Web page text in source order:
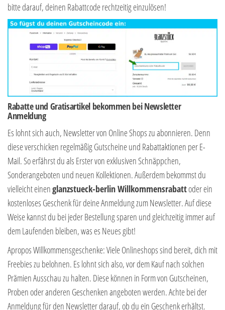
bitte darauf, deinen Rabattcode rechtzeitig einzulösen!
Rabatte und Gratisartikel bekommen bei Newsletter
Anmeldung
Es lohnt sich auch, Newsletter von Online Shops zu abonnieren. Denn
diese verschicken regelmäßig Gutscheine und Rabattaktionen per E-
Mail. So erfährst du als Erster von exklusiven Schnäppchen,
Sonderangeboten und neuen Kollektionen. Außerdem bekommst du
vielleicht einenglanzstueck-berlin Willkommensrabattoder ein
kostenloses Geschenk für deine Anmeldung zum Newsletter. Auf diese
Weise kannst du bei jeder Bestellung sparen und gleichzeitig immer auf
dem Laufenden bleiben, was es Neues gibt!
Apropos Willkommensgeschenke: Viele Onlineshops sind bereit, dich mit
Freebies zu belohnen. Es lohnt sich also, vor dem Kauf nach solchen
Prämien Ausschau zu halten. Diese können in Form von Gutscheinen,
Proben oder anderen Geschenken angeboten werden. Achte bei der
Anmeldung für den Newsletter darauf, ob du ein Geschenk erhältst.